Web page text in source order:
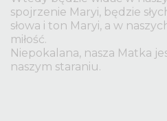
spojrzenie Maryi, będzie
słowa i ton Maryi, a w
miłość.
Niepokalana, nasza Matka
naszym staraniu.